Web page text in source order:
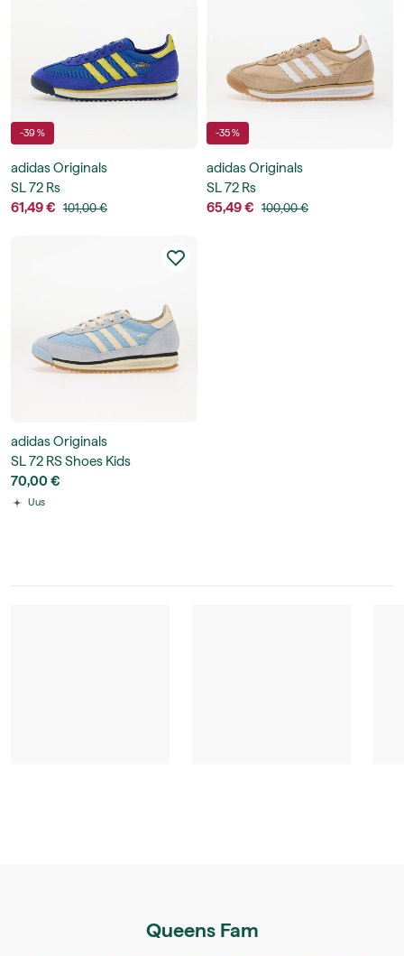
-39 %
adidas Originals
SL 72 Rs
61,49 € 101,00 €
-35 %
adidas Originals
SL 72 Rs
65,49 € 100,00 €
adidas Originals
SL 72 RS Shoes Kids
70,00 €
Uus
Queens Fam